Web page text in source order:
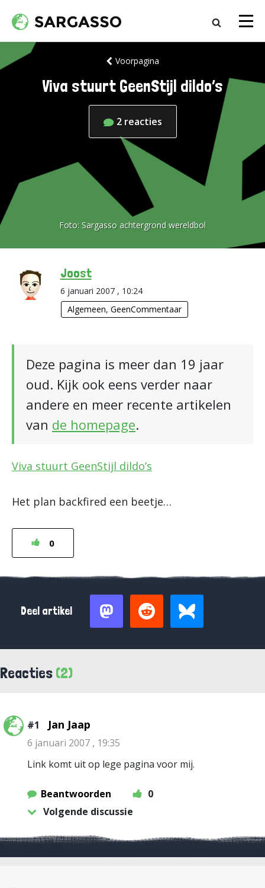
Voorpagina
Viva stuurt GeenStijl dildo’s
2 reacties
Foto: Sargasso achtergrond wereldbol
Joost
6 januari 2007 , 10:24
Algemeen, GeenCommentaar
Deze pagina is meer dan 19 jaar
oud. Kijk ook eens verder naar
andere en meer recente artikelen
van de homepage.
Viva stuurt GeenStijl dildo’s
Het plan backfired een beetje…
0
Deel artikel
Reacties (2)
#1 Jan Jaap
6 januari 2007 , 19:35
Link komt uit op lege pagina voor mij.
Beantwoorden
0
Volgende discussie